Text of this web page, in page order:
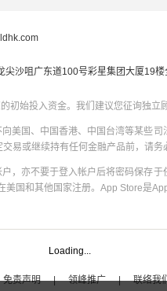
尖沙咀广东道100号彩星集团大厦19楼
始投入资金。我们建议您征询独立
美国、中国香港、中国台湾等某些
或继续持有任何金融产品前，请务
，亦不要于登入帐户后将密码保存
国和其他国家注册。App Store是
Loading...
免责声明 | 领峰推广 | 联络我